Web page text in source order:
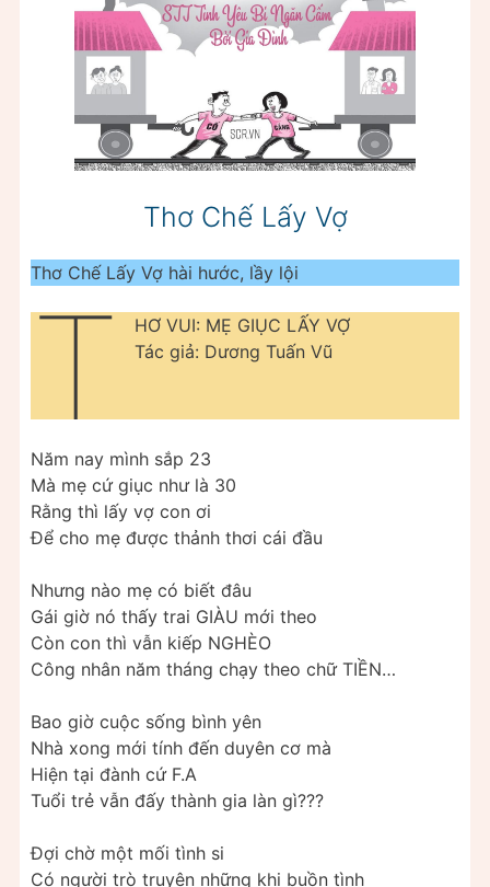
Thơ Chế Lấy Vợ
Thơ Chế Lấy Vợ hài hước, lầy lội
T
HƠ VUI: MẸ GIỤC LẤY VỢ
Tác giả: Dương Tuấn Vũ
Năm nay mình sắp 23
Mà mẹ cứ giục như là 30
Rằng thì lấy vợ con ơi
Để cho mẹ được thảnh thơi cái đầu
Nhưng nào mẹ có biết đâu
Gái giờ nó thấy trai GIÀU mới theo
Còn con thì vẫn kiếp NGHÈO
Công nhân năm tháng chạy theo chữ TIỀN…
Bao giờ cuộc sống bình yên
Nhà xong mới tính đến duyên cơ mà
Hiện tại đành cứ F.A
Tuổi trẻ vẫn đấy thành gia làn gì???
Đợi chờ một mối tình si
Có người trò truyện những khi buồn tình